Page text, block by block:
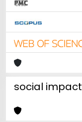
social impact